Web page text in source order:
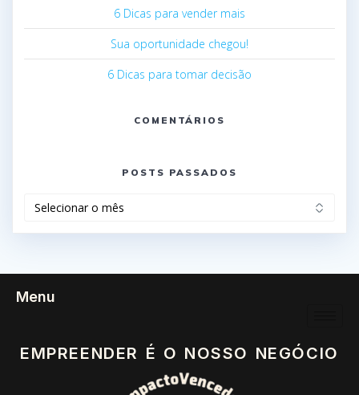
6 Dicas para vender mais
Sua oportunidade chegou!
6 Dicas para tomar decisão
COMENTÁRIOS
POSTS PASSADOS
Menu
EMPREENDER É O NOSSO NEGÓCIO